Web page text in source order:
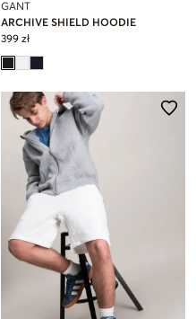
GANT
ARCHIVE SHIELD HOODIE
399 zł